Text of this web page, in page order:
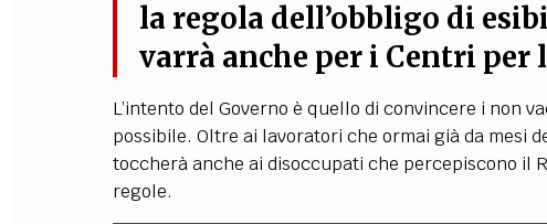
la regola dell’obbligo di
varrà anche per i Centri per
L’intento del Governo è quello di convincere i non
possibile. Oltre ai lavoratori che ormai già da mesi
toccherà anche ai disoccupati che percepiscono il
regole.